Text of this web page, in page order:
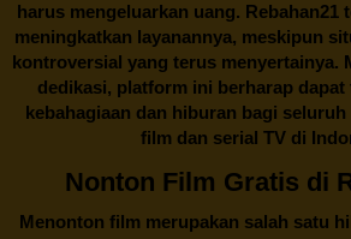
harus mengeluarkan uang. Rebahan21
meningkatkan layanannya, meskipun
kontroversial yang terus menyertainya.
dedikasi, platform ini berharap dapat
kebahagiaan dan hiburan bagi
film dan serial TV di
Nonton Film Gratis di
Menonton film merupakan salah satu